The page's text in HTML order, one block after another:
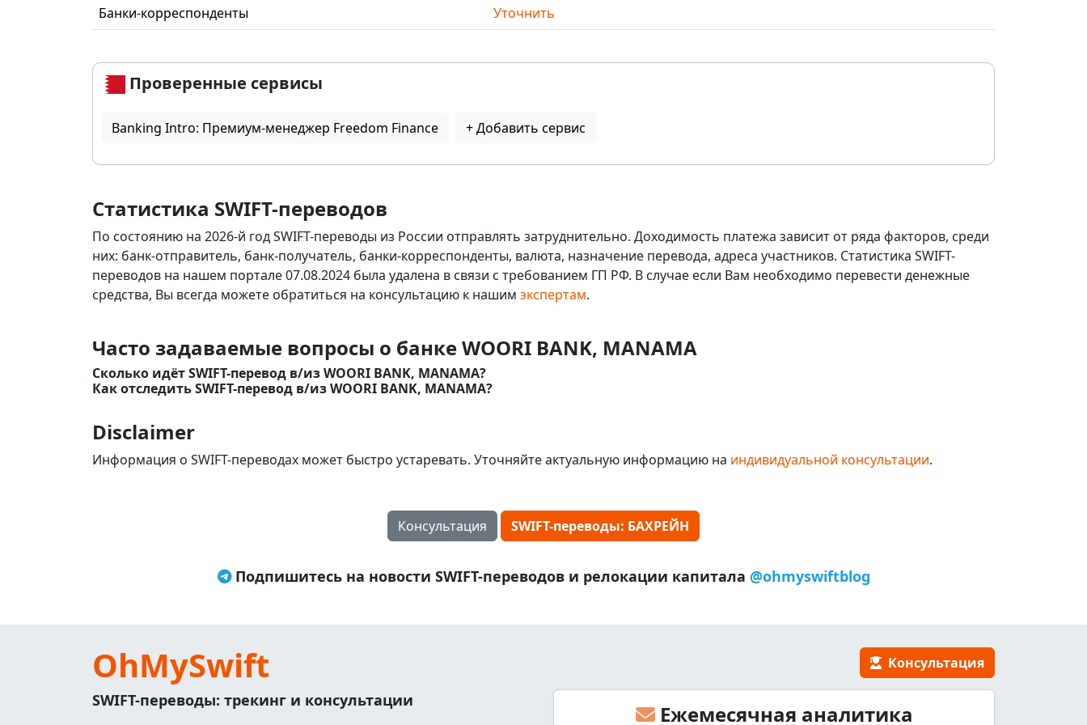
Банки-корреспонденты Уточнить
Проверенные сервисы
Banking Intro: Премиум-менеджер Freedom Finance + Добавить сервис
Статистика SWIFT-переводов
По состоянию на 2026-й год SWIFT-переводы из России отправлять затруднительно. Доходимость платежа зависит от ряда факторов, среди
них: банк-отправитель, банк-получатель, банки-корреспонденты, валюта, назначение перевода, адреса участников. Статистика SWIFT-
переводов на нашем портале 07.08.2024 была удалена в связи с требованием ГП РФ. В случае если Вам необходимо перевести денежные
средства, Вы всегда можете обратиться на консультацию к нашим экспертам.
Часто задаваемые вопросы о банке WOORI BANK, MANAMA
Сколько идёт SWIFT-перевод в/из WOORI BANK, MANAMA?
Как отследить SWIFT-перевод в/из WOORI BANK, MANAMA?
Disclaimer
Информация о SWIFT-переводах может быстро устаревать. Уточняйте актуальную информацию на индивидуальной консультации.
Консультация SWIFT-переводы: БАХРЕЙН
Подпишитесь на новости SWIFT-переводов и релокации капитала @ohmyswiftblog
OhMySwift Консультация
SWIFT-переводы: трекинг и консультации
Ежемесячная аналитика